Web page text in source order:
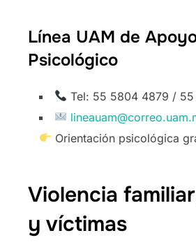
Línea UAM de
Psicológico
Tel: 55 5804 4879 /
Orientación psicológica
Violencia
y víctimas